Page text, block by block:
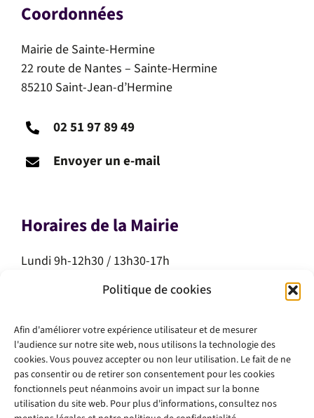
Politique de cookies
Afin d'améliorer votre expérience utilisateur et de mesurer
l'audience sur notre site web, nous utilisons la technologie des
cookies. Vous pouvez accepter ou non leur utilisation. Le fait de ne
pas consentir ou de retirer son consentement pour les cookies
fonctionnels peut néanmoins avoir un impact sur la bonne
utilisation du site web. Pour plus d'informations, consultez nos
Coordonnées
Mairie de Sainte-Hermine
22 route de Nantes – Sainte-Hermine
85210 Saint-Jean-d’Hermine
02 51 97 89 49
Envoyer un e-mail
Horaires de la Mairie
Lundi 9h-12h30 / 13h30-17h
Mercredi 9h-12h30
Vendredi 9h-12h30 / 13h30-17h
Samedi 10h-12h